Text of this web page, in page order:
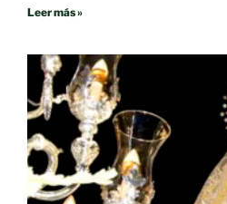
Leer más »